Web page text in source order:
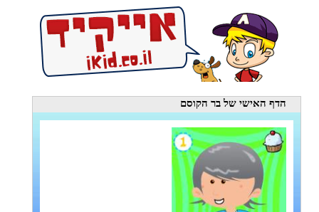
הדף האישי של בר הקוסם